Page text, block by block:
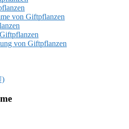
von Giftpflanzen
von Giftpflanzen